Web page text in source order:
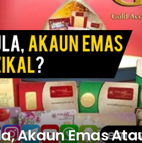
Akaun Emas